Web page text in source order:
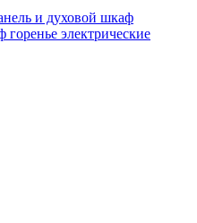
и духовой шкаф
электрические